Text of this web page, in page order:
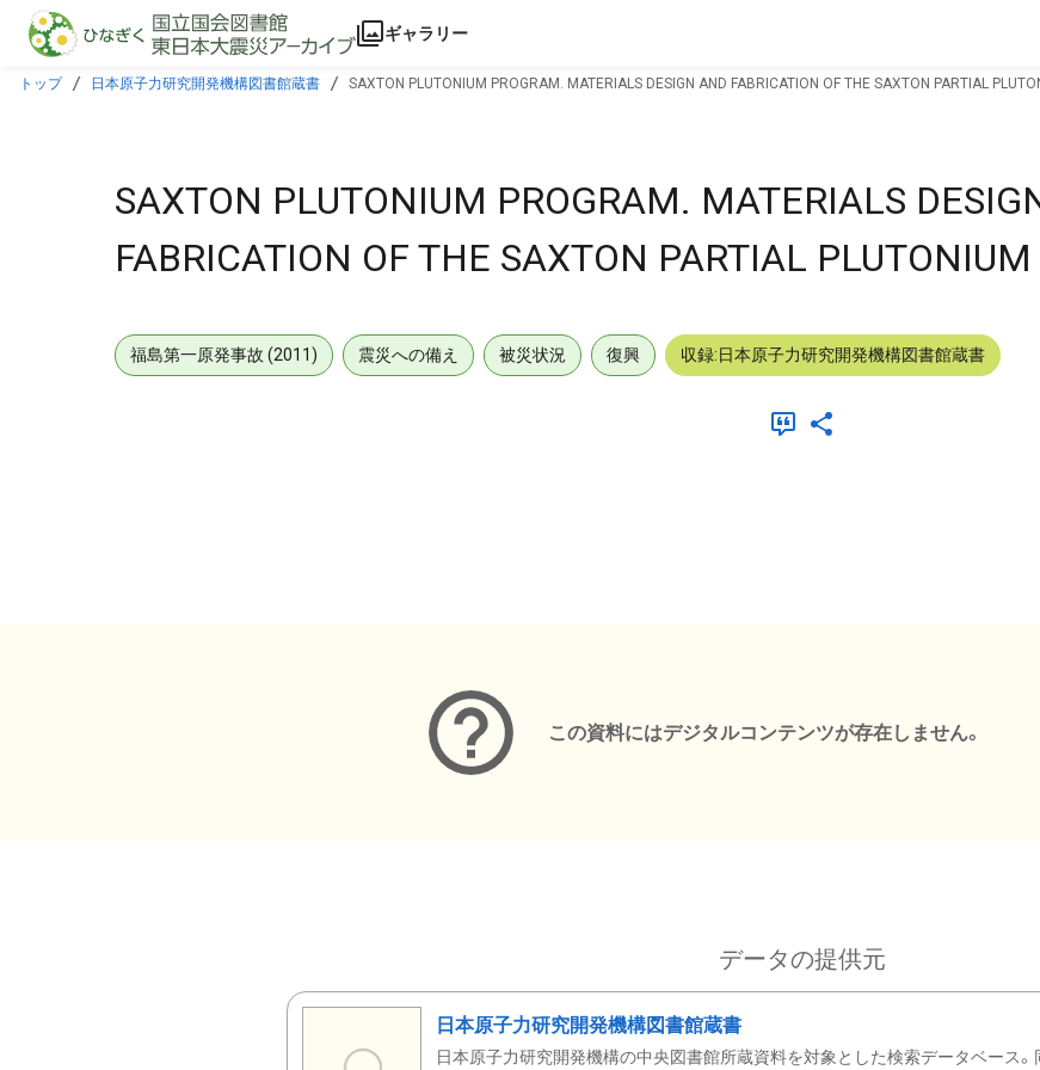
本文に飛ぶ
ギャラリー
トップ 日本原子力研究開発機構図書館蔵書 SAXTON PLUTONIUM PROGRAM. MATERIALS DESIGN AND FABRICATION OF THE SAXTON PARTIAL
SAXTON PLUTONIUM PROGRAM. MATERIALS
FABRICATION OF THE SAXTON PARTIAL PLUTONIUM
福島第一原発事故 (2011) 震災への備え 被災状況 復興 収録:日本原子力研究開発機構図書館蔵書
この資料にはデジタルコンテンツが存在しません。
データの提供元
日本原子力研究開発機構図書館蔵書
日本原子力研究開発機構の中央図書館所蔵資料を対象とした検索データベース。